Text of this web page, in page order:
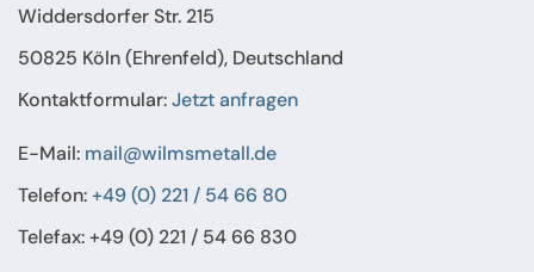
Widdersdorfer Str. 215
50825 Köln (Ehrenfeld), Deutschland
Kontaktformular:Jetzt anfragen
E-Mail: mail@wilmsmetall.de
Telefon:+49 (0) 221 / 54 66 80
Telefax: +49 (0) 221 / 54 66 830